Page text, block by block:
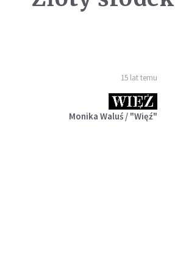
15 lat temu
Monika Waluś / "Więź"